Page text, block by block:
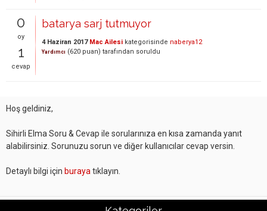
0
oy
1
cevap
batarya sarj tutmuyor
4 Haziran 2017 Mac Ailesi kategorisinde naberya12
Yardımcı (620 puan) tarafından soruldu
Hoş geldiniz,
Sihirli Elma Soru & Cevap ile sorularınıza en kısa zamanda yanıt
alabilirsiniz. Sorunuzu sorun ve diğer kullanıcılar cevap versin.
Detaylı bilgi için buraya tıklayın.